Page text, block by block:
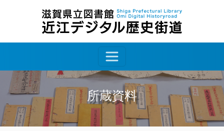
所蔵資料